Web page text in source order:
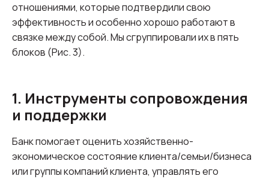
отношениями, которые подтвердили свою
эффективность и особенно хорошо работают в
связке между собой. Мы сгруппировали их в пять
блоков (Рис. 3).
1. Инструменты сопровождения
и поддержки
Банк помогает оценить хозяйственно-
экономическое состояние клиента/семьи/бизнеса
или группы компаний клиента, управлять его